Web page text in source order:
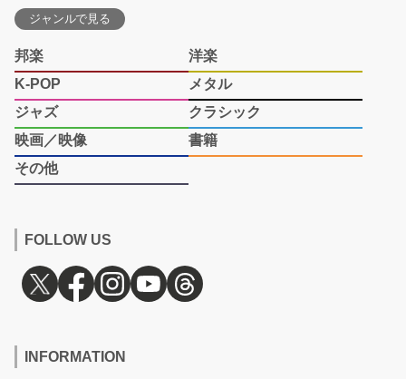
ジャンルで見る
邦楽
洋楽
K-POP
メタル
ジャズ
クラシック
映画／映像
書籍
その他
FOLLOW US
INFORMATION